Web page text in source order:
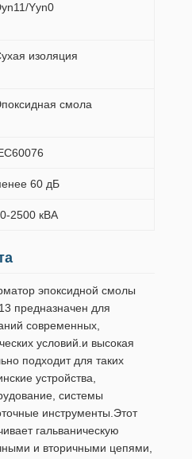
Yyn0
изоляция
смола
60 дБ
2500 кВА
эпоксидной смолы
предназначен для
современных,
условий.и высокая
подходит для таких
устройства,
системы
инструменты.Этот
гальваническую
и вторичными цепями,